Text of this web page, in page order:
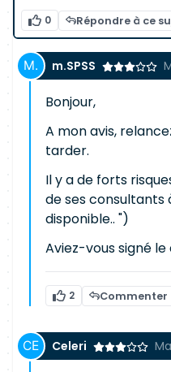
0 Répondre à ce
m.SPSS
Bonjour,
A mon avis,
tarder.
Il y a de forts
de ses consultants
disponible.. ")
Aviez-vous signé
2 Commenter
Celeri